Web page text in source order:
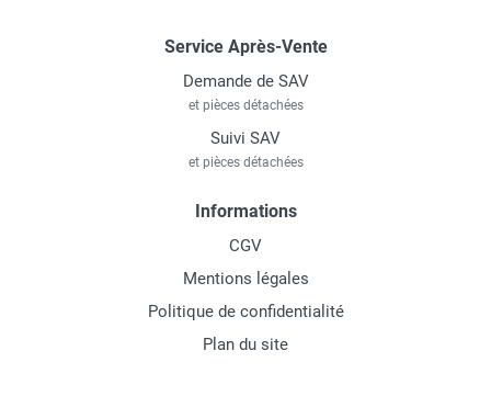
Service Après-Vente
Demande de SAV
et pièces détachées
Suivi SAV
et pièces détachées
Informations
CGV
Mentions légales
Politique de confidentialité
Plan du site